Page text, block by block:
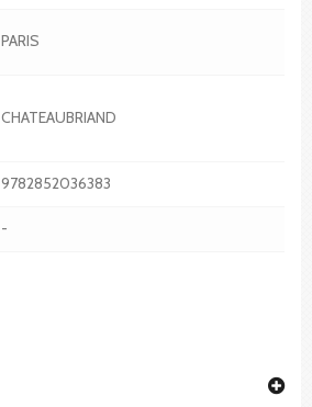
PARIS
CHATEAUBRIAND
9782852036383
-